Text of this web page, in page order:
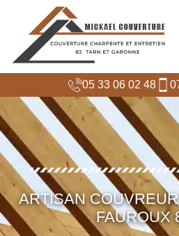
05 33 06 02 48
ARTISAN
FAUROUX